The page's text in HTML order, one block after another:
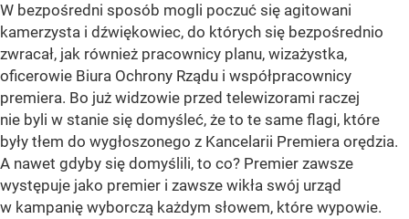
W bezpośredni sposób mogli poczuć się agitowani
kamerzysta i dźwiękowiec, do których się bezpośrednio
zwracał, jak również pracownicy planu, wizażystka,
oficerowie Biura Ochrony Rządu i współpracownicy
premiera. Bo już widzowie przed telewizorami raczej
nie byli w stanie się domyśleć, że to te same flagi, które
były tłem do wygłoszonego z Kancelarii Premiera orędzia.
A nawet gdyby się domyślili, to co? Premier zawsze
występuje jako premier i zawsze wikła swój urząd
w kampanię wyborczą każdym słowem, które wypowie.